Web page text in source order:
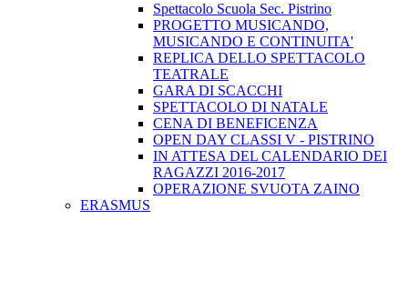
Spettacolo Scuola Sec. Pistrino
PROGETTO MUSICANDO,
MUSICANDO E CONTINUITA'
REPLICA DELLO SPETTACOLO
TEATRALE
GARA DI SCACCHI
SPETTACOLO DI NATALE
CENA DI BENEFICENZA
OPEN DAY CLASSI V - PISTRINO
IN ATTESA DEL CALENDARIO DEI
RAGAZZI 2016-2017
OPERAZIONE SVUOTA ZAINO
ERASMUS